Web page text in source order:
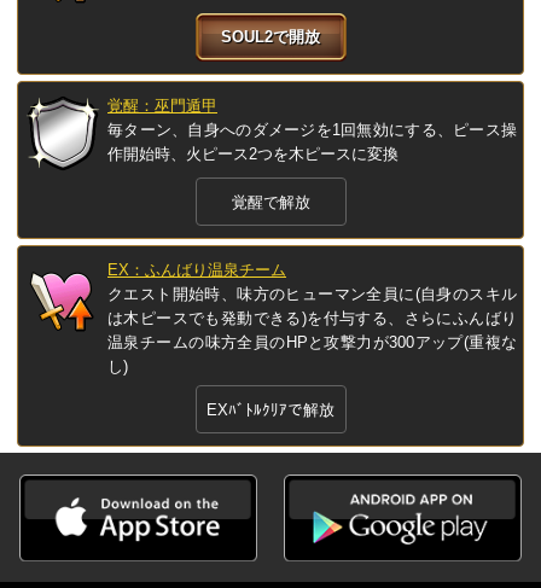
SOUL2で開放
覚醒：巫門遁甲
毎ターン、自身へのダメージを1回無効にする、ピース操
作開始時、火ピース2つを木ピースに変換
覚醒で解放
EX：ふんばり温泉チーム
クエスト開始時、味方のヒューマン全員に(自身のスキル
は木ピースでも発動できる)を付与する、さらにふんばり
温泉チームの味方全員のHPと攻撃力が300アップ(重複な
し)
EXﾊﾞﾄﾙｸﾘｱで解放